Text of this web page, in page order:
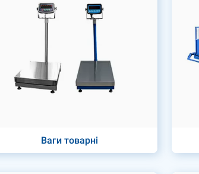
Ваги товарні